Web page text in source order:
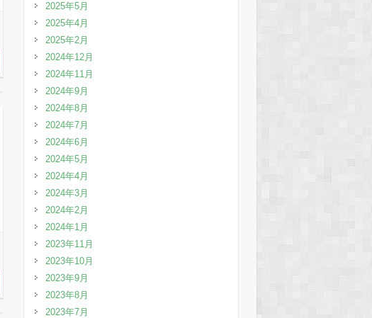
2025年5月
2025年4月
2025年2月
2024年12月
2024年11月
2024年9月
2024年8月
2024年7月
2024年6月
2024年5月
2024年4月
2024年3月
2024年2月
2024年1月
2023年11月
2023年10月
2023年9月
2023年8月
2023年7月